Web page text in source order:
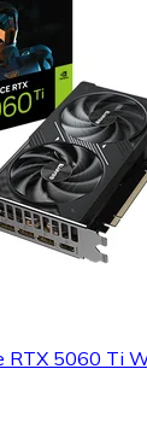
RTX 5060 Ti